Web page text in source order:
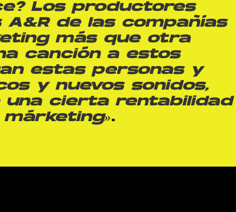
Los productores
de las compañías
más que otra
canción a estos
estas personas y
y nuevos sonidos,
cierta rentabilidad
.